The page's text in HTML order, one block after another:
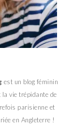
est un blog féminin
vie trépidante de
parisienne et
en Angleterre !